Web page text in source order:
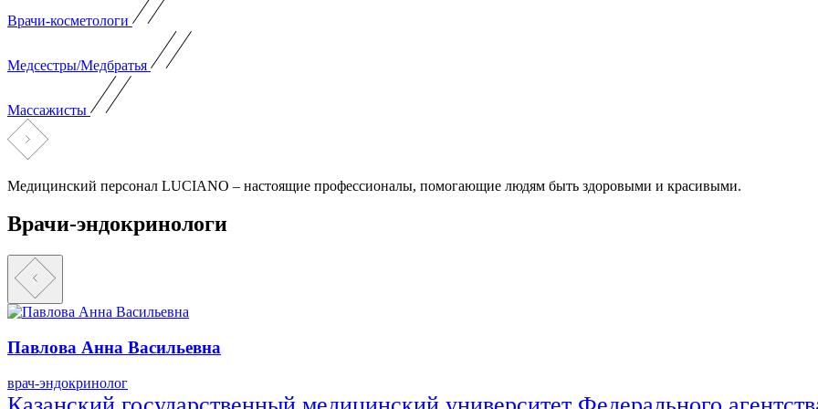
Врачи-косметологи
Медсестры/Медбратья
Массажисты
Медицинский персонал LUCIANO – настоящие профессионалы, помогающие людям быть здоровыми и красивыми.
Врачи-эндокринологи
Павлова Анна Васильевна
врач-эндокринолог